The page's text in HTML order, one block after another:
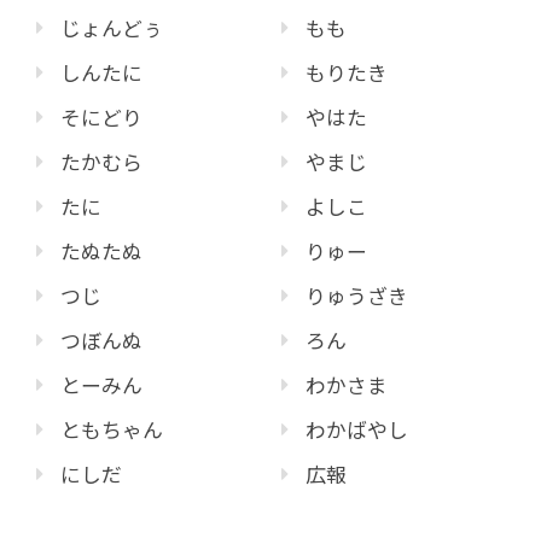
じょんどぅ
しんたに
そにどり
たかむら
たに
たぬたぬ
つじ
つぼんぬ
とーみん
ともちゃん
にしだ
もも
もりたき
やはた
やまじ
よしこ
りゅー
りゅうざき
ろん
わかさま
わかばやし
広報